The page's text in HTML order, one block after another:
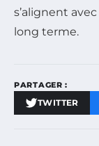
s’alignent
long terme.
PARTAGER :
TWITTER